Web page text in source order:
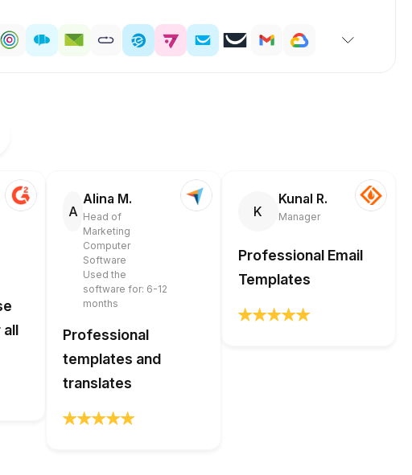
A
Alina M.
Head of
Marketing
Computer
Software
Used the
software for: 6-12
months
Professional
templates and
translates
K
Kunal R.
Manager
Professional Email
Templates